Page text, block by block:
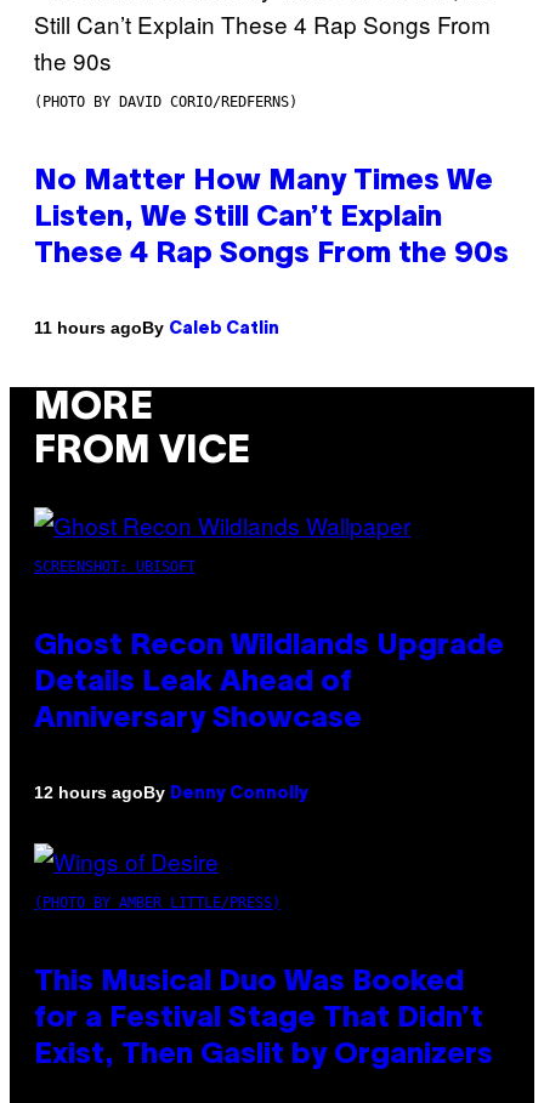
(PHOTO BY DAVID CORIO/REDFERNS)
No Matter How Many Times We
Listen, We Still Can’t Explain
These 4 Rap Songs From the 90s
11 hours agoBy Caleb Catlin
MORE
FROM VICE
SCREENSHOT: UBISOFT
Ghost Recon Wildlands Upgrade
Details Leak Ahead of
Anniversary Showcase
12 hours agoBy Denny Connolly
(PHOTO BY AMBER LITTLE/PRESS)
This Musical Duo Was Booked
for a Festival Stage That Didn’t
Exist, Then Gaslit by Organizers